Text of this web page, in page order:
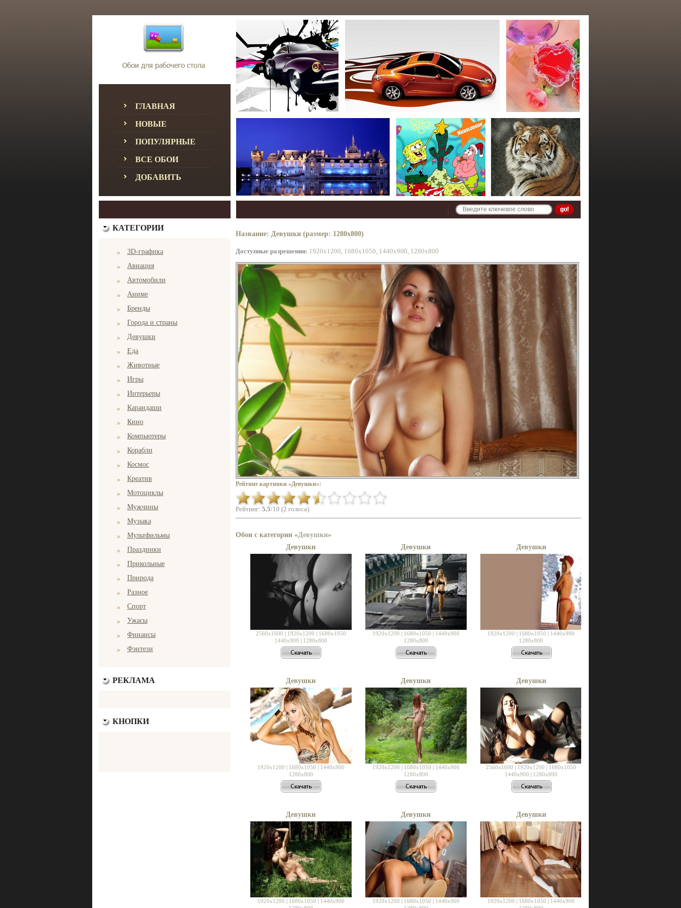
ГЛАВНАЯ
НОВЫЕ
ПОПУЛЯРНЫЕ
ВСЕ ОБОИ
ДОБАВИТЬ
КАТЕГОРИИ
3D-графика
Авиация
Автомобили
Аниме
Бренды
Города и страны
Девушки
Еда
Животные
Игры
Интерьеры
Карандаши
Кино
Компьютеры
Корабли
Космос
Креатив
Мотоциклы
Мужчины
Музыка
Мультфильмы
Праздники
Прикольные
Природа
Разное
Спорт
Ужасы
Финансы
Фэнтези
РЕКЛАМА
КНОПКИ
Название: Девушки (размер: 1280x800)
Доступные разрешения: 1920x1200, 1680x1050, 1440x900, 1280x800
Рейтинг картинки «Девушки»:
Рейтинг: 5.5/10 (2 голоса)
Обои с категории «Девушки»
Девушки
2560x1600 | 1920x1200 | 1680x1050
1440x900 | 1280x800
Девушки
1920x1200 | 1680x1050 | 1440x900
1280x800
Девушки
1920x1200 | 1680x1050 | 1440x900
1280x800
Девушки
1920x1200 | 1680x1050 | 1440x900
1280x800
Девушки
1920x1200 | 1680x1050 | 1440x900
1280x800
Девушки
2560x1600 | 1920x1200 | 1680x1050
1440x900 | 1280x800
Девушки
1920x1200 | 1680x1050 | 1440x900
Девушки
1920x1200 | 1680x1050 | 1440x900
Девушки
1920x1200 | 1680x1050 | 1440x900